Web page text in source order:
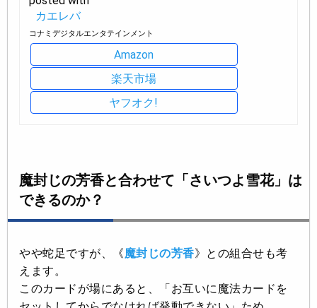
カエレバ
コナミデジタルエンタテインメント
Amazon
楽天市場
ヤフオク!
魔封じの芳香と合わせて「さいつよ雪花」は
できるのか？
やや蛇足ですが、《魔封じの芳香》との組合せも考
えます。
このカードが場にあると、「お互いに魔法カードを